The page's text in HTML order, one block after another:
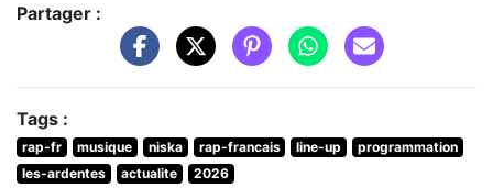
Partager :
Tags :
rap-fr musique niska rap-francais line-up
programmation
les-ardentes
actualite 2026